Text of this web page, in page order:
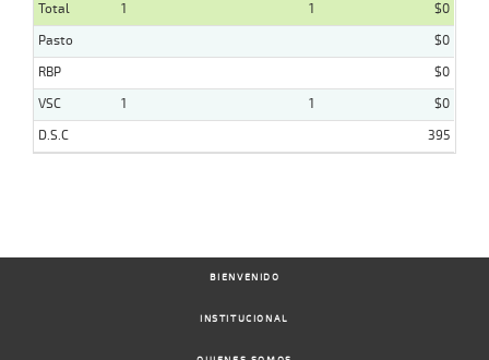
Total
1 1
$0
Pasto
$0
RBP
$0
VSC
1 1
$0
D.S.C
395
BIENVENIDO
INSTITUCIONAL